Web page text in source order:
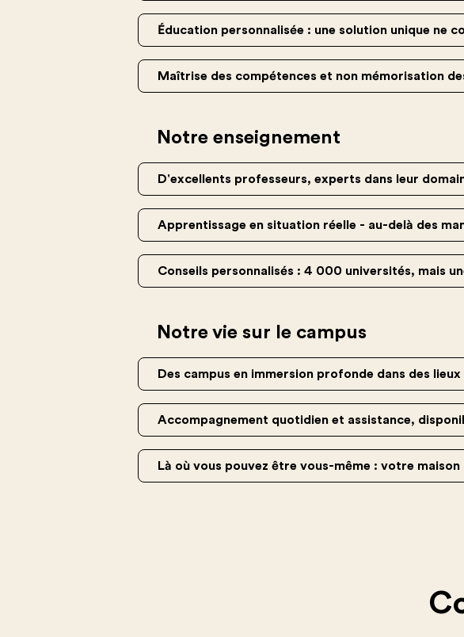
Éducation personnalisée : une solution unique ne
Maîtrise des compétences et non mémorisation
Notre enseignement
D'excellents professeurs, experts dans leur
Apprentissage en situation réelle - au-delà des
Conseils personnalisés : 4 000 universités, mais
Notre vie sur le campus
Des campus en immersion profonde dans des
Accompagnement quotidien et assistance,
Là où vous pouvez être vous-même : votre maison